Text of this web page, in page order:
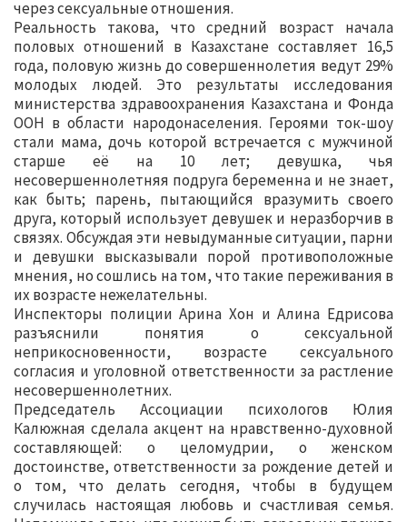
через сексуальные отношения.
Реальность такова, что средний возраст начала
половых отношений в Казахстане составляет 16,5
года, половую жизнь до совершеннолетия ведут 29%
молодых людей. Это результаты исследования
министерства здравоохранения Казахстана и Фонда
ООН в области народонаселения. Героями ток-шоу
стали мама, дочь которой встречается с мужчиной
старше её на 10 лет; девушка, чья
несовершеннолетняя подруга беременна и не знает,
как быть; парень, пытающийся вразумить своего
друга, который использует девушек и неразборчив в
связях. Обсуждая эти невыдуманные ситуации, парни
и девушки высказывали порой противоположные
мнения, но сошлись на том, что такие переживания в
их возрасте нежелательны.
Инспекторы полиции Арина Хон и Алина Едрисова
разъяснили понятия о сексуальной
неприкосновенности, возрасте сексуального
согласия и уголовной ответственности за растление
несовершеннолетних.
Председатель Ассоциации психологов Юлия
Калюжная сделала акцент на нравственно-духовной
составляющей: о целомудрии, о женском
достоинстве, ответственности за рождение детей и
о том, что делать сегодня, чтобы в будущем
случилась настоящая любовь и счастливая семья.